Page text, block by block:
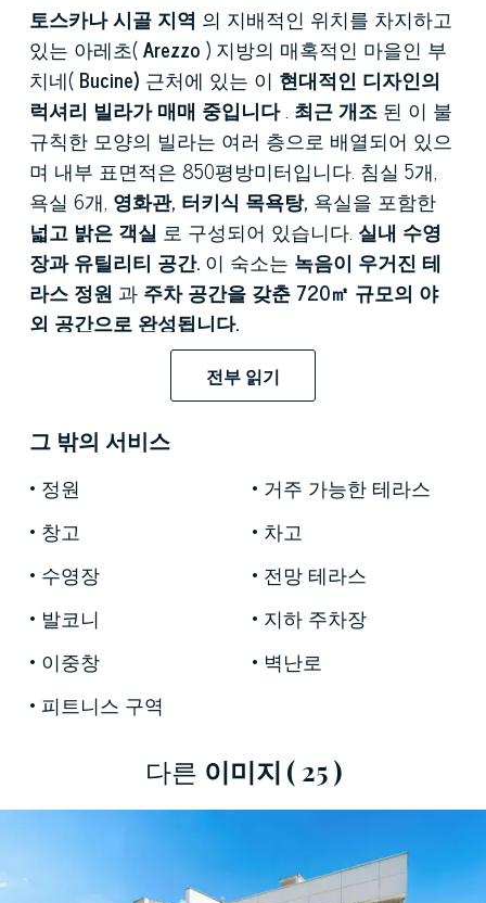
토스카나 시골 지역 의 지배적인 위치를 차지하고
있는 아레초(Arezzo ) 지방의 매혹적인 마을인 부
치네( Bucine) 근처에 있는 이 현대적인 디자인의
럭셔리 빌라가 매매 중입니다. 최근 개조 된 이 불
규칙한 모양의 빌라는 여러 층으로 배열되어 있으
며 내부 표면적은 850평방미터입니다. 침실 5개,
욕실 6개, 영화관, 터키식 목욕탕, 욕실을 포함한
넓고 밝은 객실 로 구성되어 있습니다. 실내 수영
장과 유틸리티 공간. 이 숙소는 녹음이 우거진 테
라스 정원 과 주차 공간을 갖춘 720㎡ 규모의 야
외 공간으로 완성됩니다.
움브리아
아레초는 역사, 예술, 문화의 중심지이
며, 도시 정상에 우뚝 솟아 있는
같은 건축학적 아름다움을 자랑합니다.
으며Palazzo Comunale이 있습니다.아레초
(Arezzo) 지방에는 역사가 풍부한 매혹적인 마을인
Bucine이
있으며, 매력적인 토스카나 시골로 둘러
싸여 있으며 자연과 접촉하는 다양한 활동과 맛있
는 지역 특산품을 제공하여 이 그림 같은 장소를
1층에 위치한 이 숙소는 최근 개조되었으며, 큰 창
문 덕분에 채광이 좋은 넓은 객실을 보유하고 있
습니다. 고품질 마감재와 소재는 눈을 즐겁게 해주
는 우아한 공간을 연출합니다. 이 숙소의 특별한
특징은실내 미기후를 제어하는 것입니다. 이는
야외 녹지에서 신선한 공기가 자연스럽게 유입되
시스템을 통해 보장됩니다.
전부 읽기
그 밖의 서비스
정원
거주 가능한 테라스
창고
차고
수영장
전망 테라스
발코니
지하 주차장
이중창
벽난로
피트니스 구역
다른 이미지 ( 25 )